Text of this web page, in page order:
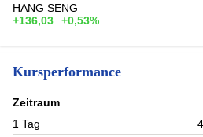
HANG SENG
+136,03
+0,53%
Kursperformance
Zeitraum
1 Tag